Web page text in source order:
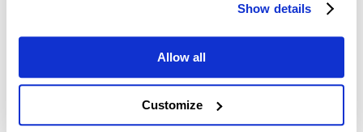
Show details
Allow all
Customize
美元基調看漲 - 大華銀行
2026-08-08 05:13:11 (GMT+0)
新加坡：國內生產總值
（GDP）修正和預測上調 –